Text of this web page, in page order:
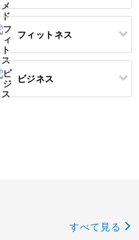
フィットネス
ビジネス
すべて見る